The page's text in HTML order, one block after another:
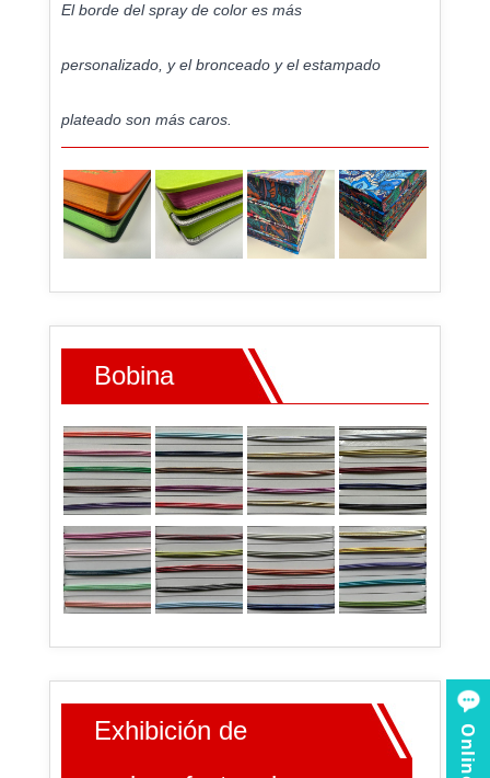
El borde del spray de color es más
personalizado, y el bronceado y el estampado
plateado son más caros.
Bobina
Exhibición de